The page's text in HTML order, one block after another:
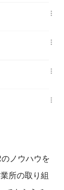
ノウハウを
所の取り組